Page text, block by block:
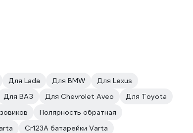
Для Lada Для BMW
Для Lexus
Для ВАЗ Для Chevrolet Aveo
Для Toyota
Полярность обратная
Cr123A батарейки Varta